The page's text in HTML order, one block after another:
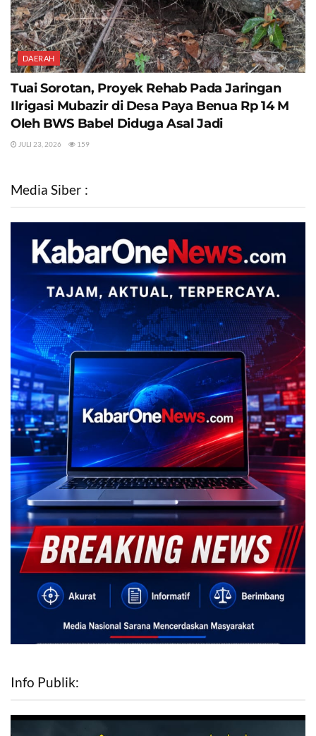
DAERAH
Tuai Sorotan, Proyek Rehab Pada Jaringan
IIrigasi Mubazir di Desa Paya Benua Rp 14 M
Oleh BWS Babel Diduga Asal Jadi
JULI 23, 2026 159
Media Siber :
Info Publik: